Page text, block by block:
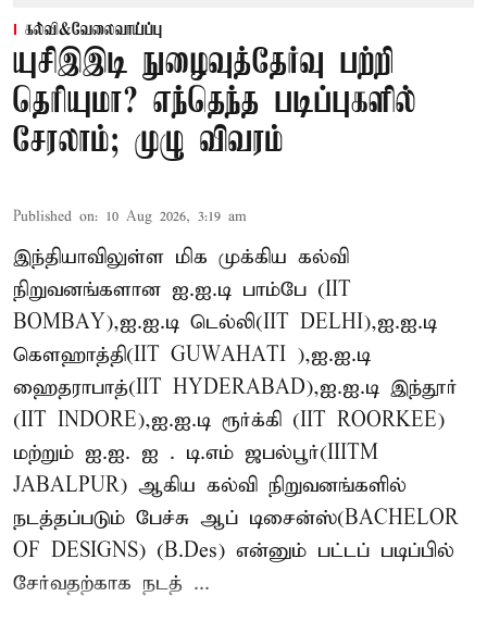
கல்வி&வேலைவாய்ப்பு
யுசிஇஇடி நுழைவுத்தேர்வு பற்றி
தெரியுமா? எந்தெந்த படிப்புகளில்
சேரலாம்; முழு விவரம்
Published on: 10 Aug 2026, 3:19 am
இந்தியாவிலுள்ள மிக முக்கிய கல்வி
நிறுவனங்களான ஐ.ஐ.டி பாம்பே (IIT
BOMBAY),ஐ.ஐ.டி டெல்லி(IIT DELHI),ஐ.ஐ.டி
கௌஹாத்தி(IIT GUWAHATI ),ஐ.ஐ.டி
ஹைதராபாத்(IIT HYDERABAD),ஐ.ஐ.டி இந்தூர்
(IIT INDORE),ஐ.ஐ.டி ரூர்க்கி (IIT ROORKEE)
மற்றும் ஐ.ஐ. ஐ . டி.எம் ஜபல்பூர்(IIITM
JABALPUR) ஆகிய கல்வி நிறுவனங்களில்
நடத்தப்படும் பேச்சு ஆப் டிசைன்ஸ்(BACHELOR
OF DESIGNS) (B.Des) என்னும் பட்டப் படிப்பில்
சேர்வதற்காக நடத் ...